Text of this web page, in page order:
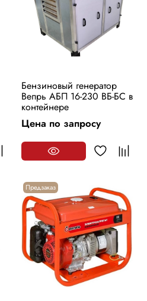
Бензиновый генератор
Вепрь АБП 16-230 ВБ-БС в
контейнере
Цена по запросу
Предзаказ